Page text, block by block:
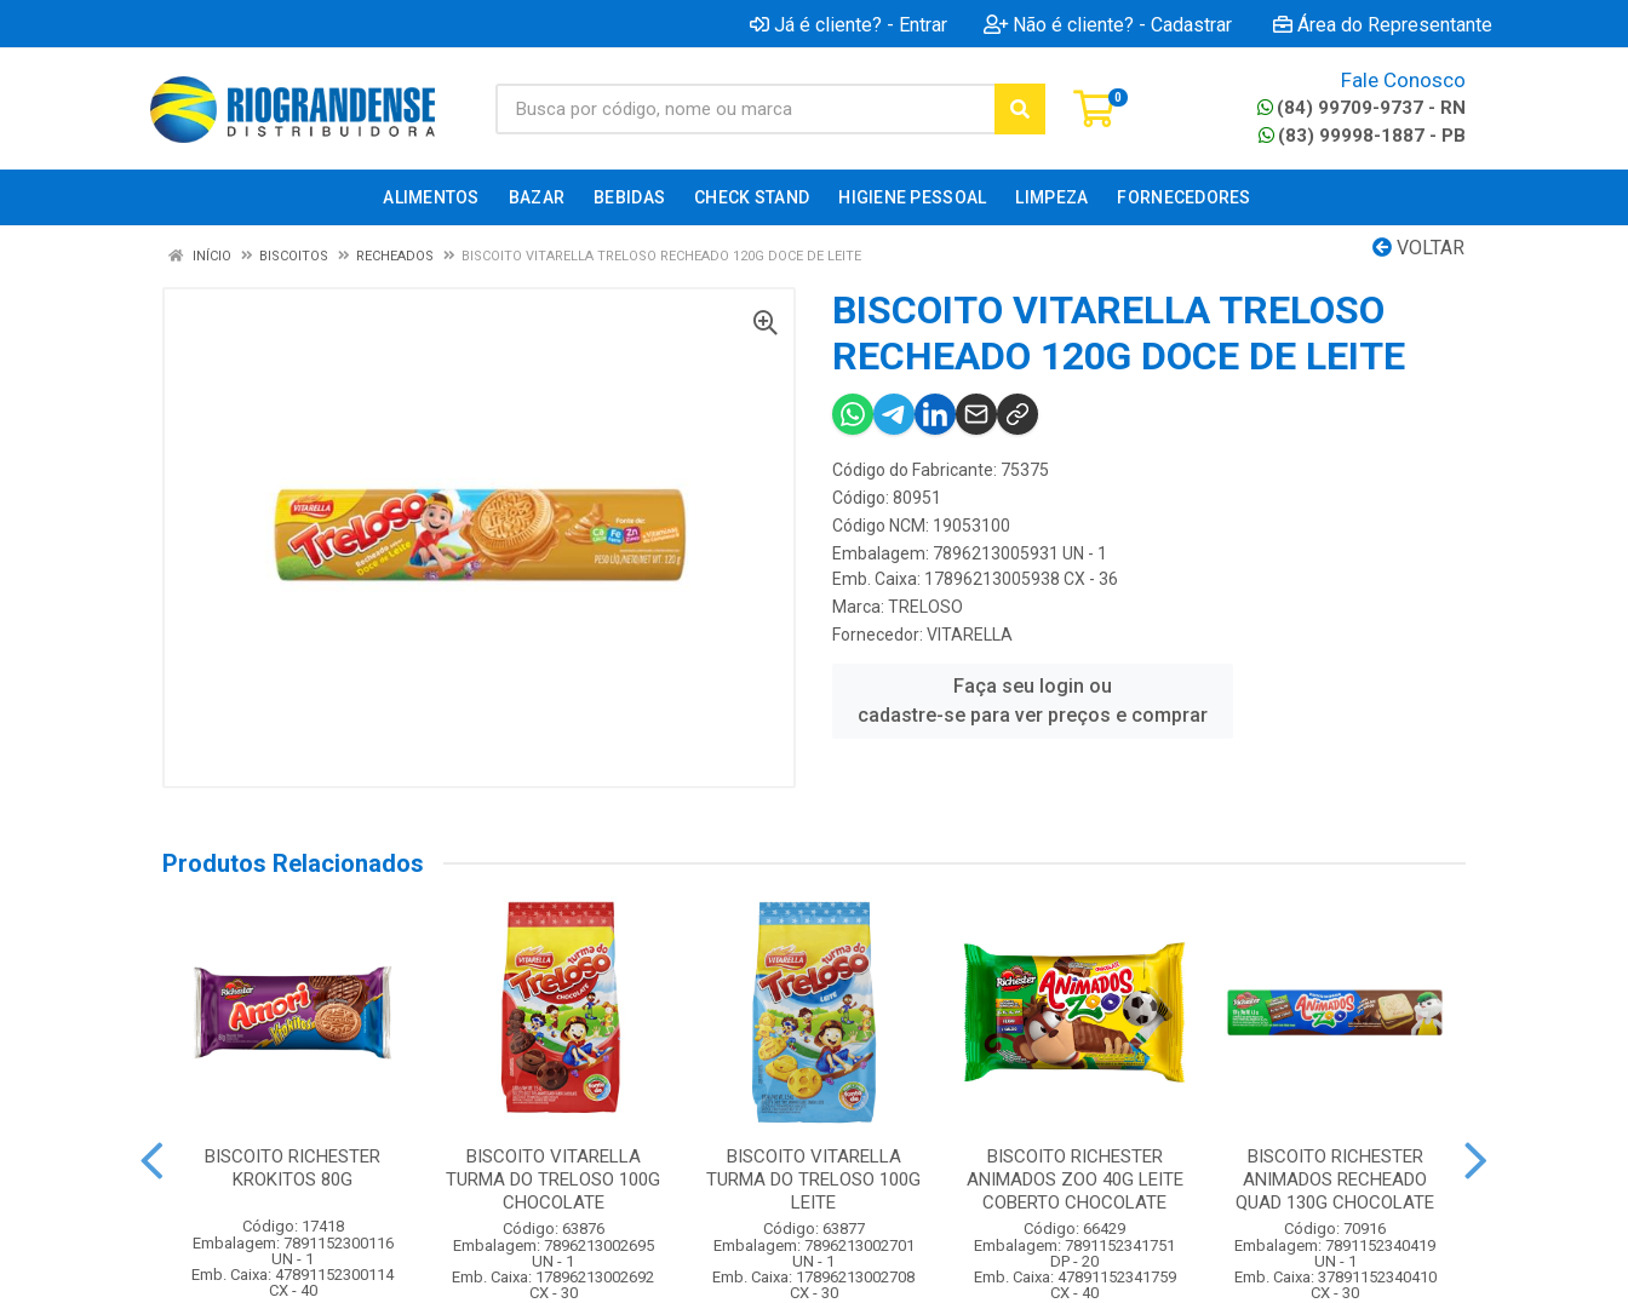
Já é cliente? - Entrar Não é cliente? - Cadastrar Área do Representante
0
Fale Conosco
(84) 99709-9737 - RN
(83) 99998-1887 - PB
ALIMENTOS BAZAR BEBIDAS CHECK STAND HIGIENE PESSOAL LIMPEZA FORNECEDORES
VOLTAR
INÍCIO BISCOITOS RECHEADOS BISCOITO VITARELLA TRELOSO RECHEADO 120G DOCE DE LEITE
BISCOITO VITARELLA TRELOSO
RECHEADO 120G DOCE DE LEITE
Código do Fabricante: 75375
Código: 80951
Código NCM: 19053100
Embalagem: 7896213005931 UN - 1
Emb. Caixa: 17896213005938 CX - 36
Marca: TRELOSO
Fornecedor: VITARELLA
Faça seu login ou
cadastre-se para ver preços e comprar
Produtos Relacionados
BISCOITO RICHESTER
KROKITOS 80G
Código: 17418
Embalagem: 7891152300116
UN - 1
Emb. Caixa: 47891152300114
CX - 40
BISCOITO VITARELLA
TURMA DO TRELOSO 100G
CHOCOLATE
Código: 63876
Embalagem: 7896213002695
UN - 1
Emb. Caixa: 17896213002692
CX - 30
BISCOITO VITARELLA
TURMA DO TRELOSO 100G
LEITE
Código: 63877
Embalagem: 7896213002701
UN - 1
Emb. Caixa: 17896213002708
CX - 30
BISCOITO RICHESTER
ANIMADOS ZOO 40G LEITE
COBERTO CHOCOLATE
Código: 66429
Embalagem: 7891152341751
DP - 20
Emb. Caixa: 47891152341759
CX - 40
BISCOITO RICHESTER
ANIMADOS RECHEADO
QUAD 130G CHOCOLATE
Código: 70916
Embalagem: 7891152340419
UN - 1
Emb. Caixa: 37891152340410
CX - 30